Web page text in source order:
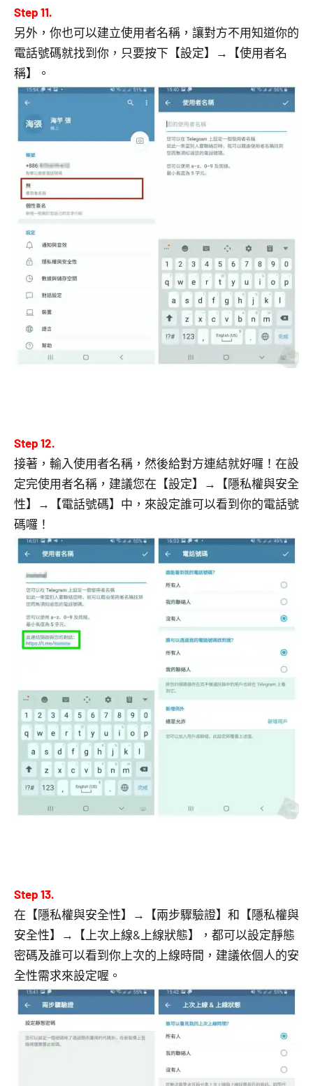
Step 11.
另外，你也可以建立使用者名稱，讓對方不用知道你的
電話號碼就找到你，只要按下【設定】→【使用者名
稱】。
Step 12.
接著，輸入使用者名稱，然後給對方連結就好囉！在設
定完使用者名稱，建議您在【設定】→【隱私權與安全
性】→【電話號碼】中，來設定誰可以看到你的電話號
碼囉！
Step 13.
在【隱私權與安全性】→【兩步驟驗證】和【隱私權與
安全性】→【上次上線&上線狀態】，都可以設定靜態
密碼及誰可以看到你上次的上線時間，建議依個人的安
全性需求來設定喔。